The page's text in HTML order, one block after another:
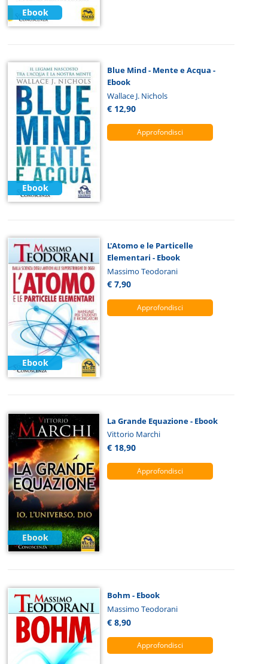
Ebook
Ebook
Blue Mind - Mente e Acqua -
Ebook
Wallace J. Nichols
€ 12,90
Approfondisci
Ebook
L'Atomo e le Particelle
Elementari - Ebook
Massimo Teodorani
€ 7,90
Approfondisci
Ebook
La Grande Equazione - Ebook
Vittorio Marchi
€ 18,90
Approfondisci
Bohm - Ebook
Massimo Teodorani
€ 8,90
Approfondisci